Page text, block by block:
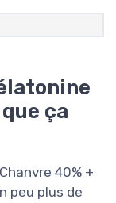
ça
40% +
peu plus de